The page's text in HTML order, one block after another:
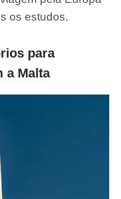
os estudos.
para
a Malta